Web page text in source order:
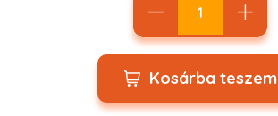
Kosárba teszem